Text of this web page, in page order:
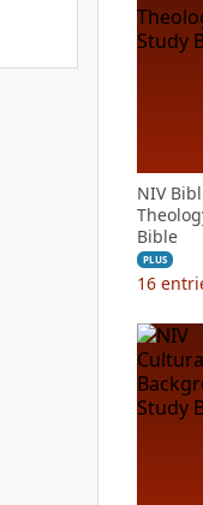
NIV
Bible
PLUS
16